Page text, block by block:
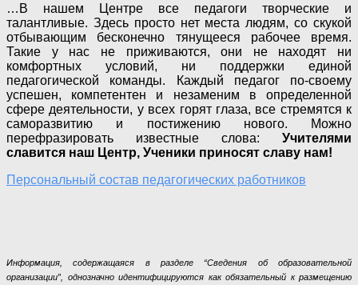
…В нашем Центре все педагоги творческие и
талантливые. Здесь просто нет места людям, со скукой
отбывающим бесконечно тянущееся рабочее время.
Такие у нас не приживаются, они не находят ни
комфортных условий, ни поддержки единой
педагогической команды. Каждый педагог по-своему
успешен, компетентен и незаменим в определенной
сфере деятельности, у всех горят глаза, все стремятся к
саморазвитию и постижению нового. Можно
перефразировать известные слова: Учителями
славится наш Центр, Ученики приносят славу нам!
Персональный состав педагогических работников
Информация, содержащаяся в разделе “Сведения об образовательной
организации”, однозначно идентифицируются как обязательный к размещению